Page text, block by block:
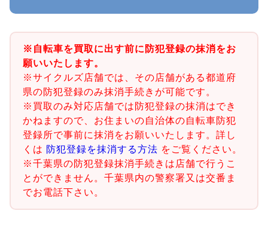
※自転車を買取に出す前に防犯登録の抹消をお
願いいたします。
※サイクルズ店舗では、その店舗がある都道府
県の防犯登録のみ抹消手続きが可能です。
※買取のみ対応店舗では防犯登録の抹消はでき
かねますので、お住まいの自治体の自転車防犯
登録所で事前に抹消をお願いいたします。詳し
くは 防犯登録を抹消する方法 をご覧ください。
※千葉県の防犯登録抹消手続きは店舗で行うこ
とができません。千葉県内の警察署又は交番ま
でお電話下さい。